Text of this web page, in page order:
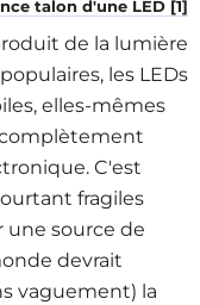
talon d'une LED [1]
de la lumière
les LEDs
elles-mêmes
C'est
fragiles
source de
devrait
vaguement) la